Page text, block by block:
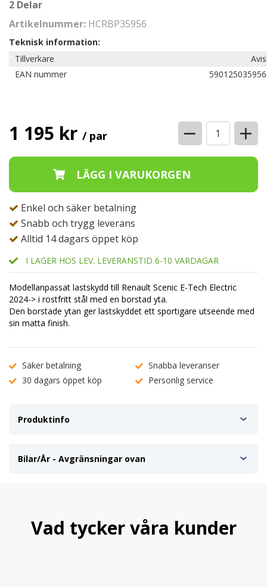
2 Delar
Artikelnummer: HCRBP35956
Teknisk information:
Tillverkare
EAN nummer
1 195 kr / par − +
Enkel och säker betalning
Snabb och trygg leverans
Alltid 14 dagars öppet köp
I LAGER HOS LEV. LEVERANSTID 6-10 VARDAGAR
Modellanpassat lastskydd till Renault Scenic E-Tech Electric
2024-> i rostfritt stål med en borstad yta.
Den borstade ytan ger lastskyddet ett sportigare utseende med
sin matta finish.
Säker betalning
Snabba leveranser
30 dagars öppet köp
Personlig service
Produktinfo
Bilar/År - Avgränsningar ovan
Vad tycker våra kunder